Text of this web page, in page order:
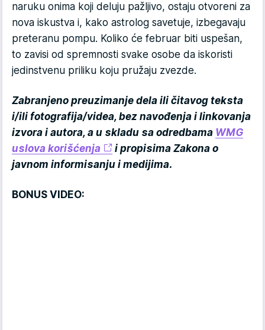
naruku onima koji deluju pažljivo, ostaju otvoreni za
nova iskustva i, kako astrolog savetuje, izbegavaju
preteranu pompu. Koliko će februar biti uspešan,
to zavisi od spremnosti svake osobe da iskoristi
jedinstvenu priliku koju pružaju zvezde.
Zabranjeno preuzimanje dela ili čitavog teksta
i/ili fotografija/videa, bez navođenja i linkovanja
izvora i autora, a u skladu sa odredbama WMG
uslova korišćenja
i propisima Zakona o
javnom informisanju i medijima.
BONUS VIDEO: